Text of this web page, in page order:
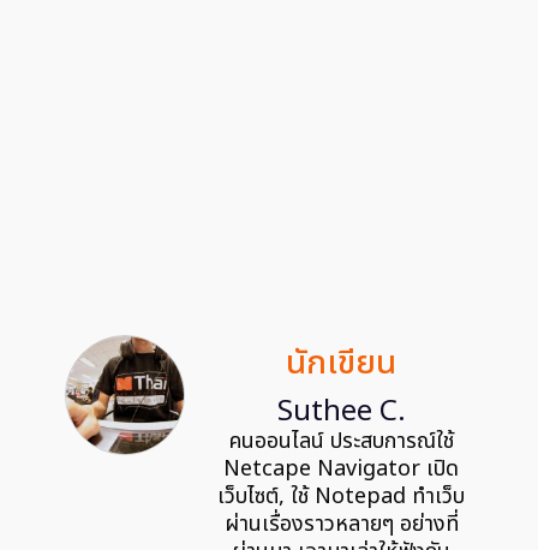
นักเขียน
Suthee C.
คนออนไลน์ ประสบการณ์ใช้
Netcape Navigator เปิด
เว็บไซต์, ใช้ Notepad ทำเว็บ
ผ่านเรื่องราวหลายๆ อย่างที่